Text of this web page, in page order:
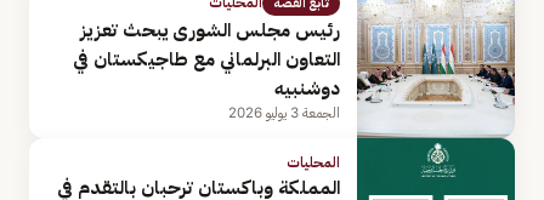
رئيس مجلس الشورى يبحث تعزيز
التعاون البرلماني مع طاجيكستان في
دوشنبيه
الجمعة 3 يوليو 2026
المحليات
المملكة وباكستان ترحبان بالتقدم في